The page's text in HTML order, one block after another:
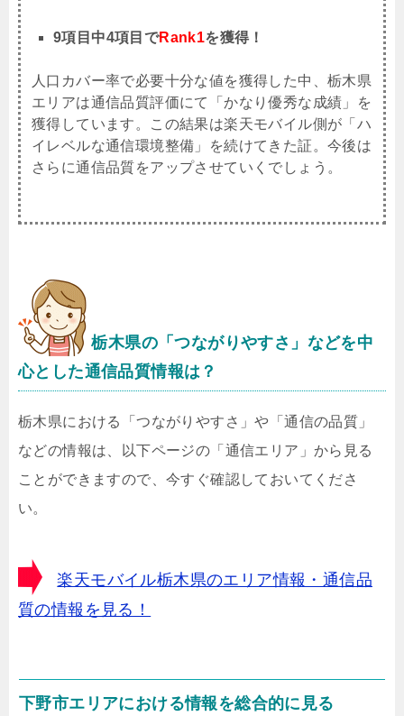
9項目中4項目でRank1を獲得！
人口カバー率で必要十分な値を獲得した中、栃木県
エリアは通信品質評価にて「かなり優秀な成績」を
獲得しています。この結果は楽天モバイル側が「ハ
イレベルな通信環境整備」を続けてきた証。今後は
さらに通信品質をアップさせていくでしょう。
栃木県の「つながりやすさ」などを中
心とした通信品質情報は？
栃木県における「つながりやすさ」や「通信の品質」
などの情報は、以下ページの「通信エリア」から見る
ことができますので、今すぐ確認しておいてくださ
い。
楽天モバイル栃木県のエリア情報・通信品
質の情報を見る！
下野市エリアにおける情報を総合的に見る